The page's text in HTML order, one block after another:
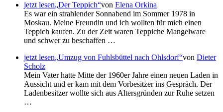
jetzt lesen Der Teppich von Elena Orkina
Es war ein strahlender Sonnabend im Sommer 1978 in
Moskau. Meine Freundin und ich wollten für mich einen
Teppich kaufen. Zu der Zeit waren Teppiche Mangelware
und schwer zu beschaffen …
jetzt lesen Umzug von Fuhlsbüttel nach Ohlsdorf von Dieter
Scholz
Mein Vater hatte Mitte der 1960er Jahre einen neuen Laden in
Aussicht und er kam mit dem Vorbesitzer ins Gespräch. Der
Ladenbesitzer wollte sich aus Altersgründen zur Ruhe setzen
…